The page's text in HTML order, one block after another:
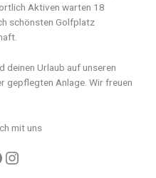
Aktiven warten 18
schönsten Golfplatz
deinen Urlaub auf unseren
gepflegten Anlage. Wir freuen
mit uns
Instagram